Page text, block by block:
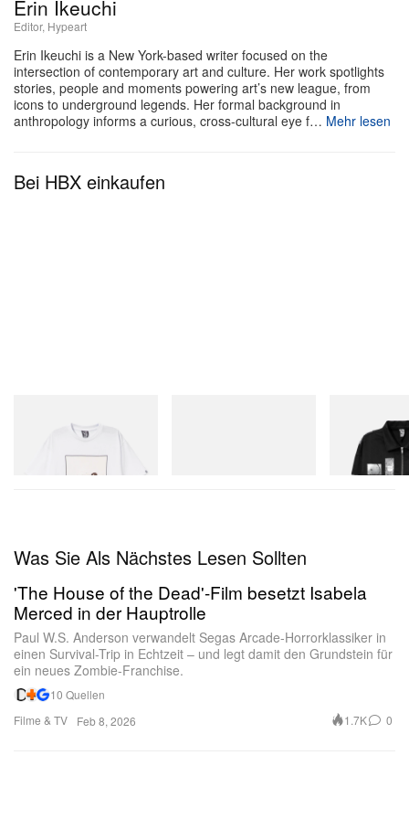
hat. Er zog sich nach Montauk zurück, um noch
einmal ganz von vorn zu beginnen, und gründete
auf diesem Weg Serving the People, seine auf
Künstlerinnen und Künstler fokussierte Non-Profit-
Organisation. Er
s ist inzwischen nach New York
das ebenfalls mit Airbrush-Arbeiten ausgestattet ist.
Diesen Beitrag auf Instagram ansehen
Erin Ikeuchi
Editor, Hypeart
Erin Ikeuchi is a New York-based writer focused on the
intersection of contemporary art and culture. Her work spotlights
stories, people and moments powering art’s new league, from
icons to underground legends. Her formal background in
anthropology informs a curious, cross-cultural eye f… Mehr lesen
Bei HBX einkaufen
Billionaire Boys Club X Initial
D Cotton T-Shirt 2
Jetzt einkaufen
Billionaire
D Cotton Jacket
Jetzt einkaufen
Was Sie Als Nächstes Lesen Sollten
Filme & TV
'The House of the Dead'-Film besetzt Isabela
Merced in der Hauptrolle
Paul W.S. Anderson verwandelt Segas Arcade-Horrorklassiker in
einen Survival-Trip in Echtzeit – und legt damit den Grundstein für
ein neues Zombie-Franchise.
10 Quellen
Feb 8, 2026
1.7K 0